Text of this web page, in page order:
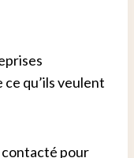
qu’ils veulent
contacté pour